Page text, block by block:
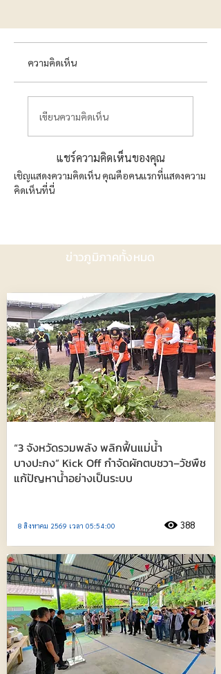
ความคิดเห็น
เขียนความคิดเห็น
แชร์ความคิดเห็นของคุณ
เชิญแสดงความคิดเห็น คุณคือคนแรกที่แสดงความ
คิดเห็นที่นี่
ข่าวภูมิภาคทั้งหมด
“3 จังหวัดรวมพลัง พลิกฟื้นแม่น้ำ
บางปะกง” Kick Off กำจัดผักตบชวา–วัชพืช
แก้ปัญหาน้ำอย่างเป็นระบบ
8 สิงหาคม 2569 เวลา 05:54:00 388